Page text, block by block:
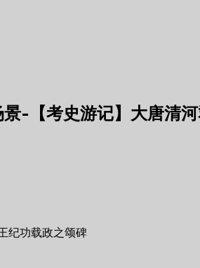
-【考史游记】大唐清
纪功载政之颂碑